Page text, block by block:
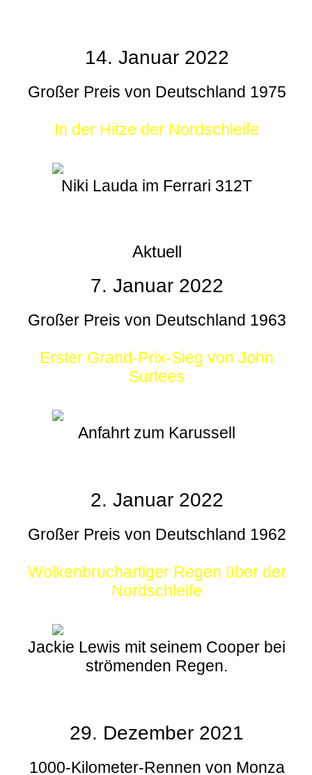
14. Januar 2022
Großer Preis von Deutschland 1975
In der Hitze der Nordschleife
Niki Lauda im Ferrari 312T
Aktuell
7. Januar 2022
Großer Preis von Deutschland 1963
Erster Grand-Prix-Sieg von John
Surtees
Anfahrt zum Karussell
2. Januar 2022
Großer Preis von Deutschland 1962
Wolkenbruchartiger Regen über der
Nordschleife
Jackie Lewis mit seinem Cooper bei
strömenden Regen.
29. Dezember 2021
1000-Kilometer-Rennen von Monza